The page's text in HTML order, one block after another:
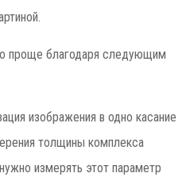
проще благодаря следующим
изображения в одно касание
толщины комплекса
измерять этот параметр